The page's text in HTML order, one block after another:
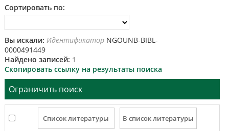
Сортировать по:
Вы искали: ИдентификаторNGOUNB-BIBL-
0000491449
Найдено записей: 1
Скопировать ссылку на результаты поиска
Ограничить поиск